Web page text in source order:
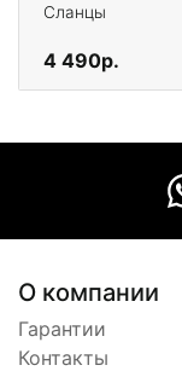
Сланцы
4 490р.
О компании
Гарантии
Контакты